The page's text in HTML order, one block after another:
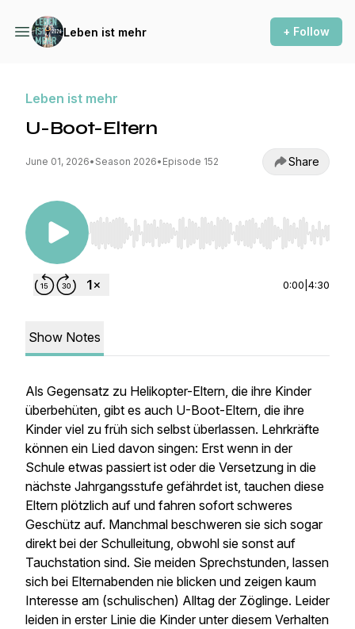
Leben ist mehr + Follow
Leben ist mehr
U-Boot-Eltern
June 01, 2026• Season 2026• Episode 152 Share
Use Left/Right to seek, Home/End to jump to
0:00 4:30
Show Notes
Als Gegensatz zu Helikopter-Eltern, die ihre Kinder
überbehüten, gibt es auch U-Boot-Eltern, die ihre
Kinder viel zu früh sich selbst überlassen. Lehrkräfte
können ein Lied davon singen: Erst wenn in der
Schule etwas passiert ist oder die Versetzung in die
nächste Jahrgangsstufe gefährdet ist, tauchen diese
Eltern plötzlich auf und fahren sofort schweres
Geschütz auf. Manchmal beschweren sie sich sogar
direkt bei der Schulleitung, obwohl sie sonst auf
Tauchstation sind. Sie meiden Sprechstunden, lassen
sich bei Elternabenden nie blicken und zeigen kaum
Interesse am (schulischen) Alltag der Zöglinge. Leider
leiden in erster Linie die Kinder unter diesem Verhalten